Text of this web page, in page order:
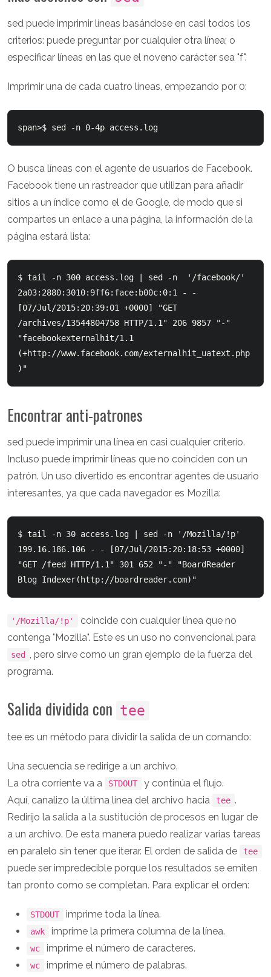
sed puede imprimir líneas basándose en casi todos los
criterios: puede preguntar por cualquier otra línea; o
especificar líneas en las que el noveno carácter sea "f".
Imprimir una de cada cuatro líneas, empezando por 0:
O busca líneas con el agente de usuarios de Facebook.
Facebook tiene un rastreador que utilizan para añadir
sitios a un índice como el de Google, de modo que si
compartes un enlace a una página, la información de la
página estará lista:
$ tail -n 300 access.log | sed -n  '/facebook/'
2a03:2880:3010:9ff6:face:b00c:0:1 - -
[07/Jul/2015:20:39:01 +0000] "GET
/archives/13544804758 HTTP/1.1" 206 9857 "-"
"facebookexternalhit/1.1
(+http://www.facebook.com/externalhit_uatext.php
Encontrar anti-patrones
sed puede imprimir una línea en casi cualquier criterio.
Incluso puede imprimir líneas que no coinciden con un
patrón. Un uso divertido es encontrar agentes de usuario
interesantes, ya que cada navegador es Mozilla:
$ tail -n 30 access.log | sed -n '/Mozilla/!p'
199.16.186.106 - - [07/Jul/2015:20:18:53 +0000]
"GET /feed HTTP/1.1" 301 652 "-" "BoardReader
'/Mozilla/!p'
coincide con cualquier línea que no
contenga "Mozilla". Este es un uso no convencional para
sed , pero sirve como un gran ejemplo de la fuerza del
programa.
Salida dividida con tee
tee es un método para dividir la salida de un comando:
Una secuencia se redirige a un archivo.
La otra corriente va a
STDOUT
y continúa el flujo.
Aquí, canalizo la última línea del archivo hacia
tee .
Redirijo la salida a la sustitución de procesos en lugar de
a un archivo. De esta manera puedo realizar varias tareas
en paralelo sin tener que iterar. El orden de salida de
tee
puede ser impredecible porque los resultados se emiten
tan pronto como se completan. Para explicar el orden:
STDOUT imprime toda la línea.
awk imprime la primera columna de la línea.
wc imprime el número de caracteres.
wc imprime el número de palabras.